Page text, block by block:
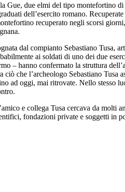
due elmi del tipo montefortino
dell’esercito romano.
recuperato negli scorsi
dal compianto Sebastiano Tusa,
ai soldati di uno dei due
– hanno confermato la struttura
che l’archeologo Sebastiano
ad oggi, mai ritrovate. Nello stesso
e collega Tusa cercava da molti
fondazioni private e soggetti in